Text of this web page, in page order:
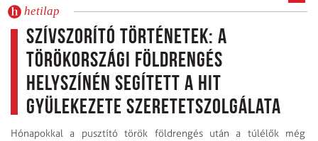
hetilap
Szívszorító történetek: a
törökországi földrengés
helyszínén segített a Hit
Gyülekezete Szeretetszolgálata
Hónapokkal a pusztító török földrengés után a túlélők még